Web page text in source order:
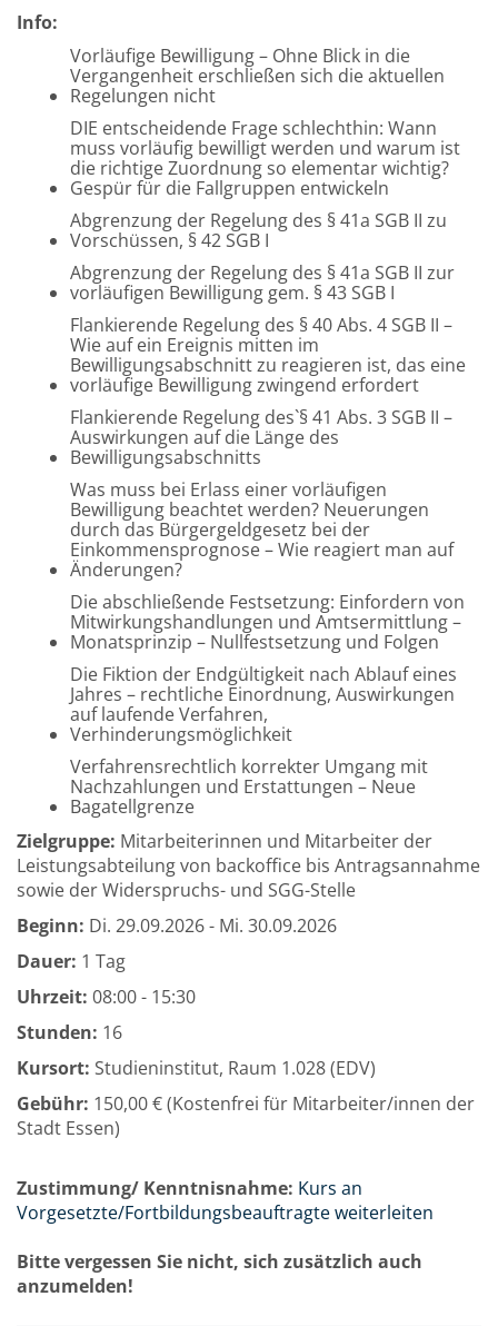
Info:
Vorläufige Bewilligung – Ohne Blick in die
Vergangenheit erschließen sich die aktuellen
Regelungen nicht
DIE entscheidende Frage schlechthin: Wann
muss vorläufig bewilligt werden und warum ist
die richtige Zuordnung so elementar wichtig?
Gespür für die Fallgruppen entwickeln
Abgrenzung der Regelung des § 41a SGB II zu
Vorschüssen, § 42 SGB I
Abgrenzung der Regelung des § 41a SGB II zur
vorläufigen Bewilligung gem. § 43 SGB I
Flankierende Regelung des § 40 Abs. 4 SGB II –
Wie auf ein Ereignis mitten im
Bewilligungsabschnitt zu reagieren ist, das eine
vorläufige Bewilligung zwingend erfordert
Flankierende Regelung des`§ 41 Abs. 3 SGB II –
Auswirkungen auf die Länge des
Bewilligungsabschnitts
Was muss bei Erlass einer vorläufigen
Bewilligung beachtet werden? Neuerungen
durch das Bürgergeldgesetz bei der
Einkommensprognose – Wie reagiert man auf
Änderungen?
Die abschließende Festsetzung: Einfordern von
Mitwirkungshandlungen und Amtsermittlung –
Monatsprinzip – Nullfestsetzung und Folgen
Die Fiktion der Endgültigkeit nach Ablauf eines
Jahres – rechtliche Einordnung, Auswirkungen
auf laufende Verfahren,
Verhinderungsmöglichkeit
Verfahrensrechtlich korrekter Umgang mit
Nachzahlungen und Erstattungen – Neue
Bagatellgrenze
Zielgruppe: Mitarbeiterinnen und Mitarbeiter der
Leistungsabteilung von backoffice bis Antragsannahme
sowie der Widerspruchs- und SGG-Stelle
Beginn: Di. 29.09.2026 - Mi. 30.09.2026
Dauer: 1 Tag
Uhrzeit: 08:00 - 15:30
Stunden: 16
Kursort: Studieninstitut, Raum 1.028 (EDV)
Gebühr: 150,00 € (Kostenfrei für Mitarbeiter/innen der
Stadt Essen)
Zustimmung/ Kenntnisnahme: Kurs an
Vorgesetzte/Fortbildungsbeauftragte weiterleiten
Bitte vergessen Sie nicht, sich zusätzlich auch
anzumelden!